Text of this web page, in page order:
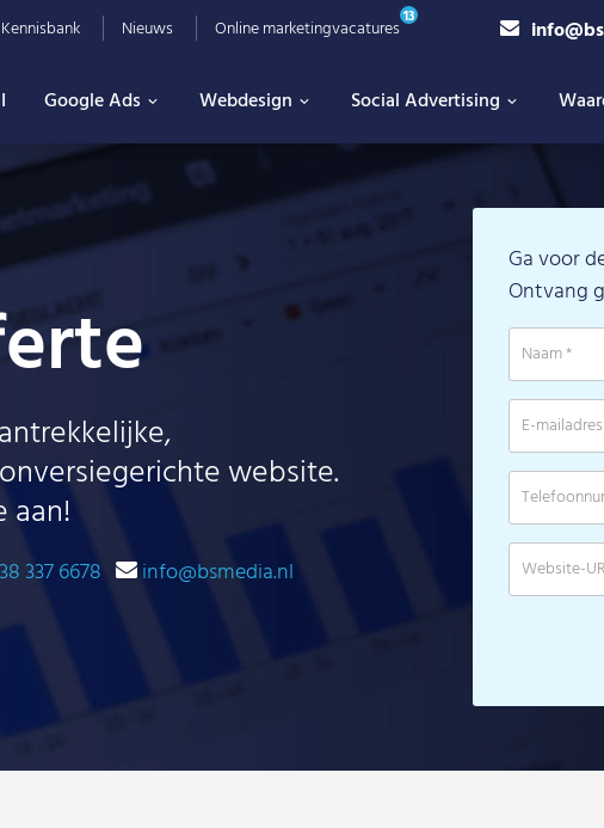
Kennisbank Nieuws Online marketingvacatures13
Google Ads Webdesign Social Advertising
website.
aan!
337 6678 info@bsmedia.nl
Ga voor
Ontvang